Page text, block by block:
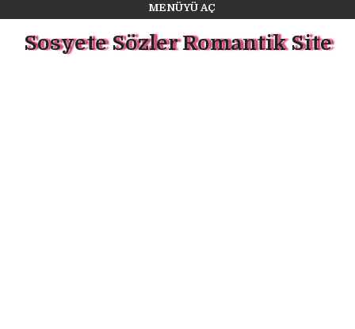
MENÜYÜ AÇ
Sosyete Sözler Romantik Site